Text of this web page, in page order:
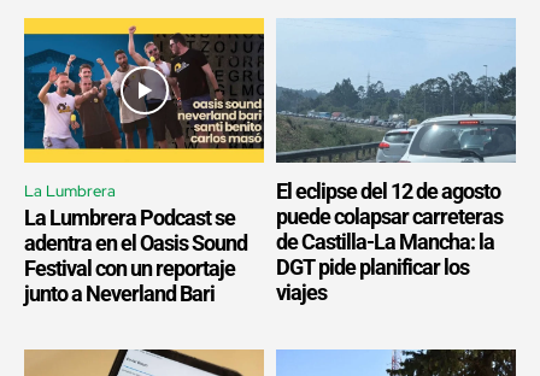
La Lumbrera
La Lumbrera Podcast se
adentra en el Oasis Sound
Festival con un reportaje
junto a Neverland Bari
El eclipse del 12 de agosto
puede colapsar carreteras
de Castilla-La Mancha: la
DGT pide planificar los
viajes